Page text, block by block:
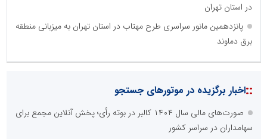
در استان تهران
پانزدهمین مانور سراسری طرح مهتاب در استان تهران به میزبانی منطقه
برق دماوند
::اخبار برگزیده در موتورهای جستجو
صورت‌های مالی سال ۱۴۰۴ کالبر در بوته رأی؛ پخش آنلاین مجمع برای
سهامداران در سراسر کشور